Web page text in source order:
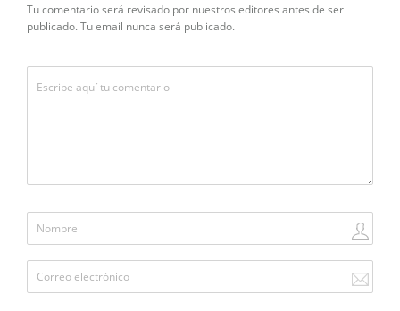
Tu comentario será revisado por nuestros editores antes de ser
publicado. Tu email nunca será publicado.